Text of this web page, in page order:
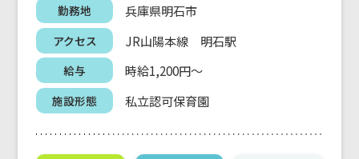
勤務地 兵庫県明石市
アクセス JR山陽本線 明石駅
給与 時給1,200円～
施設形態 私立認可保育園